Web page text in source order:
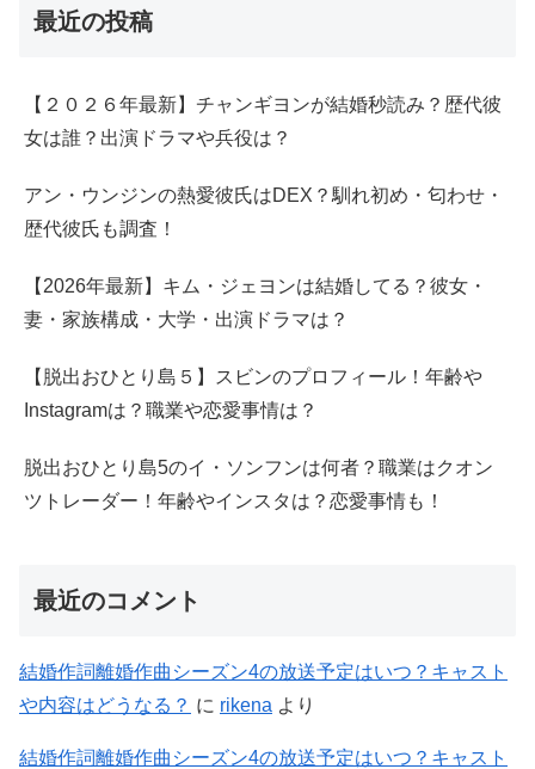
最近の投稿
【２０２６年最新】チャンギヨンが結婚秒読み？歴代彼
女は誰？出演ドラマや兵役は？
アン・ウンジンの熱愛彼氏はDEX？馴れ初め・匂わせ・
歴代彼氏も調査！
【2026年最新】キム・ジェヨンは結婚してる？彼女・
妻・家族構成・大学・出演ドラマは？
【脱出おひとり島５】スビンのプロフィール！年齢や
Instagramは？職業や恋愛事情は？
脱出おひとり島5のイ・ソンフンは何者？職業はクオン
ツトレーダー！年齢やインスタは？恋愛事情も！
最近のコメント
結婚作詞離婚作曲シーズン4の放送予定はいつ？キャスト
や内容はどうなる？ に rikena より
結婚作詞離婚作曲シーズン4の放送予定はいつ？キャスト